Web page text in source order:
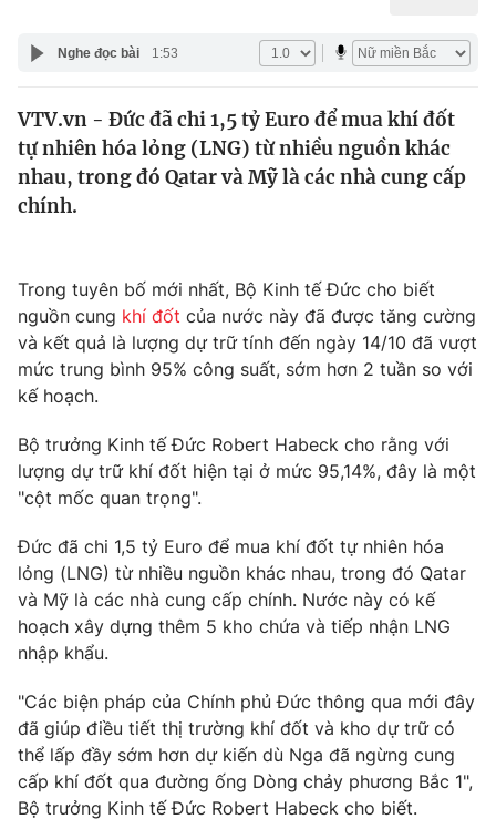
Pháp luật
Thế giới
Tin tức
Câu chuyện quốc tế
Tài chính
Thị trường
Góc doanh nghiệp
Dữ liệu và đời sống
Truyền hình
Phim VTV
Hậu trường
Nhân vật
Khán giả
Giải sao mai
Điện ảnh
Sao
Đời sống
Du lịch
Làm đẹp
Chất lượng cuộc sống
Giáo dục
Tuyển sinh
Học trực tuyến
Công nghệ
Hitech Công nghệ tương lai
Sản phẩm
Thị trường
Tư vấn
Lịch phát sóng
Công nghệ
Nghe đọc bài 1:53
VTV.vn - Đức đã chi 1,5 tỷ Euro để mua khí đốt
tự nhiên hóa lỏng (LNG) từ nhiều nguồn khác
nhau, trong đó Qatar và Mỹ là các nhà cung cấp
chính.
Trong tuyên bố mới nhất, Bộ Kinh tế Đức cho biết
nguồn cung khí đốt của nước này đã được tăng cường
và kết quả là lượng dự trữ tính đến ngày 14/10 đã vượt
mức trung bình 95% công suất, sớm hơn 2 tuần so với
kế hoạch.
Bộ trưởng Kinh tế Đức Robert Habeck cho rằng với
lượng dự trữ khí đốt hiện tại ở mức 95,14%, đây là một
"cột mốc quan trọng".
Đức đã chi 1,5 tỷ Euro để mua khí đốt tự nhiên hóa
lỏng (LNG) từ nhiều nguồn khác nhau, trong đó Qatar
và Mỹ là các nhà cung cấp chính. Nước này có kế
hoạch xây dựng thêm 5 kho chứa và tiếp nhận LNG
nhập khẩu.
"Các biện pháp của Chính phủ Đức thông qua mới đây
đã giúp điều tiết thị trường khí đốt và kho dự trữ có
thể lấp đầy sớm hơn dự kiến dù Nga đã ngừng cung
cấp khí đốt qua đường ống Dòng chảy phương Bắc 1",
Bộ trưởng Kinh tế Đức Robert Habeck cho biết.